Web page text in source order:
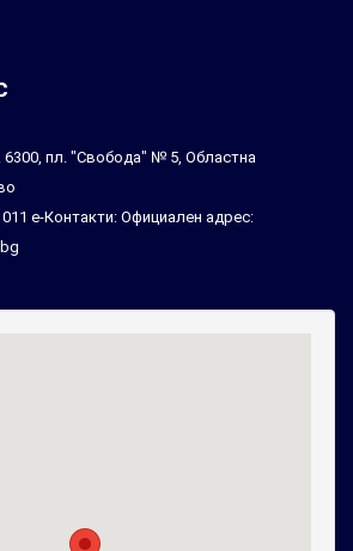
6300, пл. "Свобода" № 5, Областна
е-Контакти: Официален адрес: